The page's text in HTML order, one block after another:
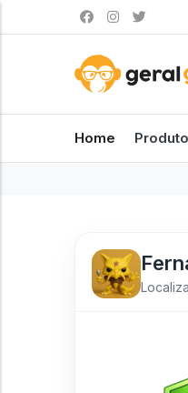
Home